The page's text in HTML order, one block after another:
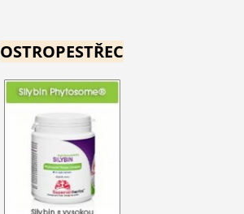
OSTROPESTŘEC